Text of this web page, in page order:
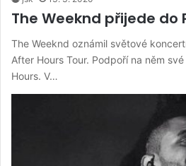
The Weeknd přijede do
The Weeknd oznámil světové
After Hours Tour. Podpoří na něm
Hours. V…